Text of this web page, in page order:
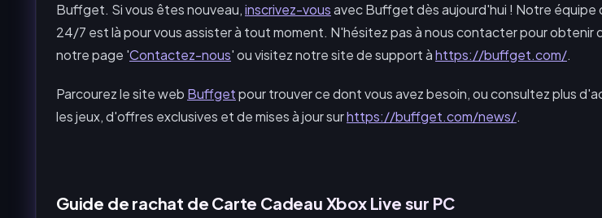
Buffget. Si vous êtes nouveau,inscrivez-vousavec Buffget dès aujourd'hui ! Notre équipe
24/7 est là pour vous assister à tout moment. N'hésitez pas à nous contacter pour obtenir
notre page 'Contactez-nous' ou visitez notre site de support àhttps://buffget.com/.
Parcourez le site web Buffgetpour trouver ce dont vous avez besoin, ou consultez plus
les jeux, d'offres exclusives et de mises à jour surhttps://buffget.com/news/.
Guide de rachat de Carte Cadeau Xbox Live sur PC